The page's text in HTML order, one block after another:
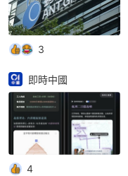
3
即時中國
4